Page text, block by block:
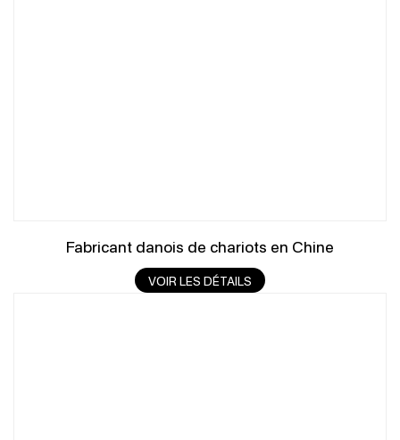
Fabricant danois de chariots en Chine
VOIR LES DÉTAILS